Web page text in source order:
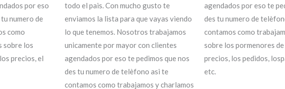
por eso
numero de
como
sobre los
precios, el
todo el pais. Con mucho gusto te
enviamos la lista para que vayas viendo
lo que tenemos. Nosotros trabajamos
unicamente por mayor con clientes
agendados por eso te pedimos que nos
des tu numero de telèfono asi te
contamos como trabajamos y charlamos
agendados por eso te
des tu numero de
contamos como
sobre los pormenores
precios, los pedidos,
etc.